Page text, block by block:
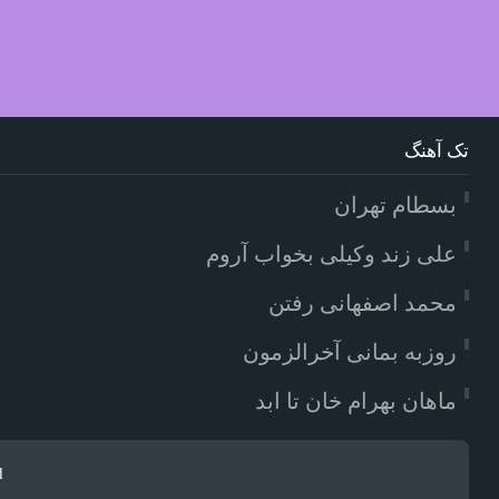
تک آهنگ
بسطام تهران
علی زند وکیلی بخواب آروم
محمد اصفهانی رفتن
روزبه بمانی آخرالزمون
ماهان بهرام خان تا ابد